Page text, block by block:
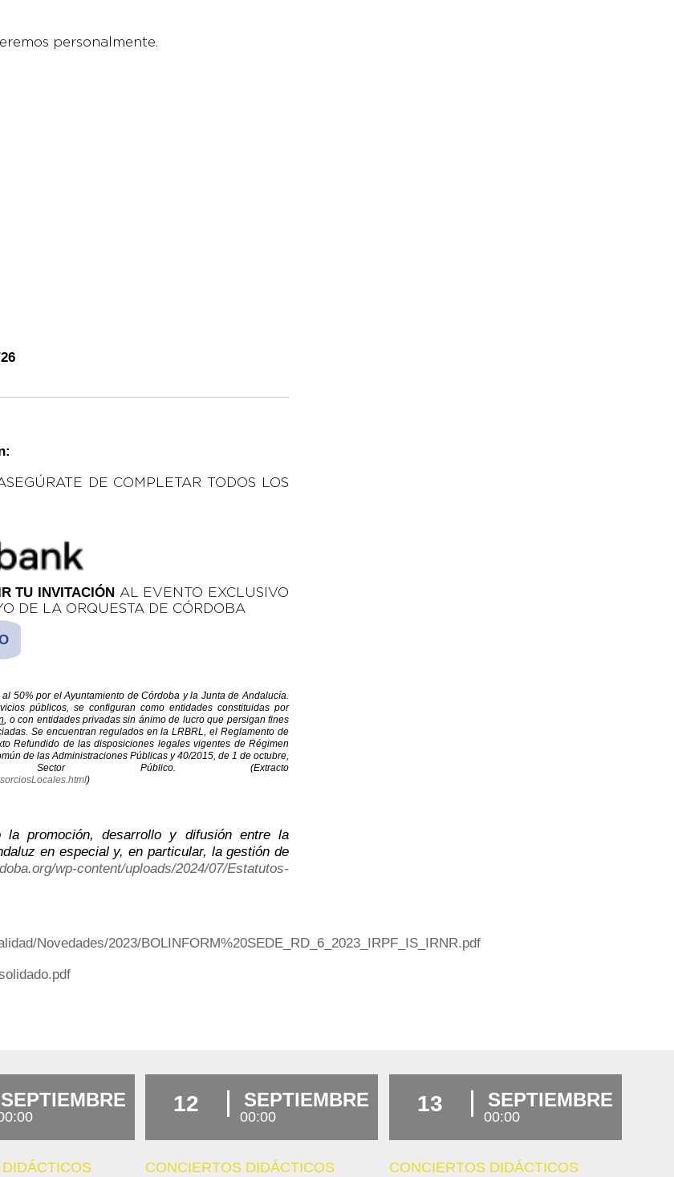
personalmente.
DE COMPLETAR TODOS LOS
TU INVITACIÓN AL EVENTO EXCLUSIVO
DE LA ORQUESTA DE CÓRDOBA
50% por el Ayuntamiento de Córdoba y la Junta de Andalucía.
públicos, se configuran como entidades constituidas por
, o con entidades privadas sin ánimo de lucro que persigan fines
Se encuentran regulados en la LRBRL, el Reglamento de
Refundido de las disposiciones legales vigentes de Régimen
de las Administraciones Públicas y 40/2015, de 1 de octubre,
Público. (Extracto
)
promoción, desarrollo y difusión entre la
en especial y, en particular, la gestión de
wp-content/uploads/2024/07/Estatutos-
Novedades/2023/BOLINFORM%20SEDE_RD_6_2023_IRPF_IS_IRNR.pdf
SEPTIEMBRE 12 SEPTIEMBRE
00:00
CONCIERTOS DIDÁCTICOS
13 SEPTIEMBRE
00:00
CONCIERTOS DIDÁCTICOS